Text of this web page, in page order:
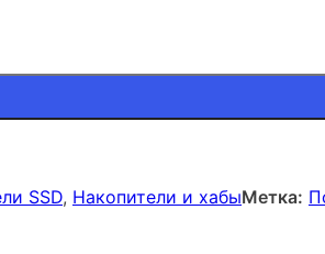
SSD Apacer AS724 512Gb
SSD, Накопители и хабыМетка: